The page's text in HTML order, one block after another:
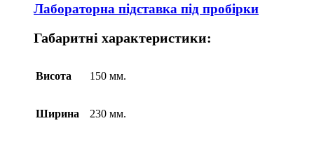
Лабораторна підставка під пробірки
Габаритні характеристики:
Висота 150 мм.
Ширина 230 мм.